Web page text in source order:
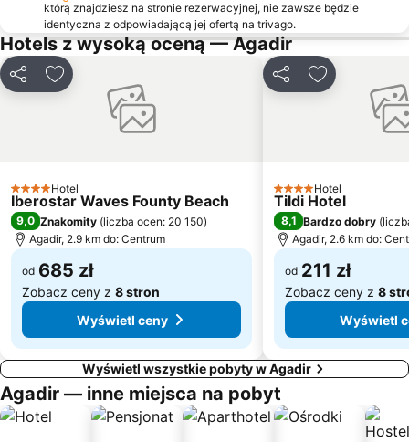
którą znajdziesz na stronie rezerwacyjnej, nie zawsze będzie
identyczna z odpowiadającą jej ofertą na trivago.
Hotels z wysoką oceną — Agadir
UdostępnijDodaj do ulubionych
4 Kategoria
Hotel
Iberostar Waves Founty Beach
9,0 Znakomity (liczba ocen: 20 150)
Agadir, 2.9 km do: Centrum
od 685 zł
Zobacz ceny z 8 stron
Wyświetl ceny
UdostępnijDodaj do
4 Kategoria
Hotel
Tildi Hotel
8,1 Bardzo dobry (
Agadir, 2.6 km do:
od 211 zł
Zobacz ceny z 8
Wyświetl
Wyświetl wszystkie pobyty w Agadir
Agadir — inne miejsca na pobyt